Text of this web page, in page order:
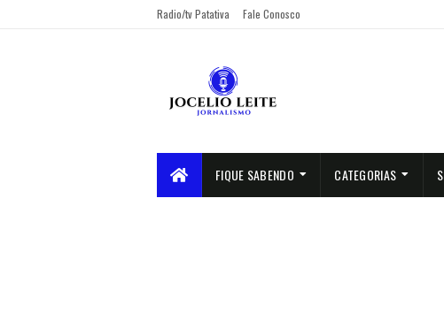
Radio/tv Patativa Fale Conosco
FIQUE SABENDO CATEGORIAS